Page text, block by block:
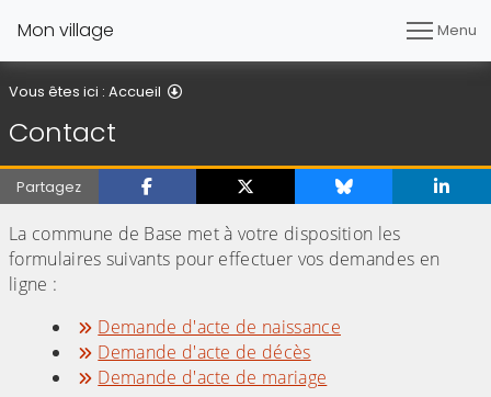
Mon village Menu
Vous êtes ici : Accueil
Contact
Partagez
La commune de Base met à votre disposition les
formulaires suivants pour effectuer vos demandes en
ligne :
Demande d'acte de naissance
Demande d'acte de décès
Demande d'acte de mariage